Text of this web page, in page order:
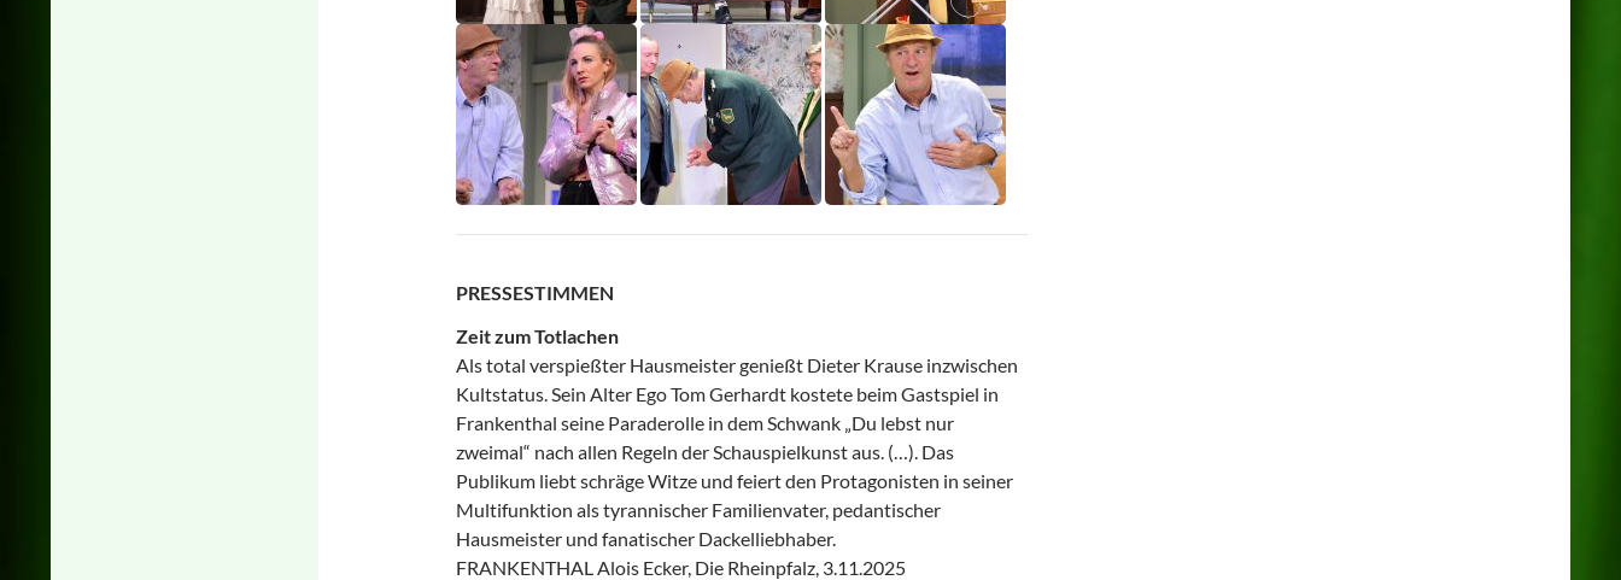
PRESSESTIMMEN
Zeit zum Totlachen
Als total verspießter Hausmeister genießt Dieter Krause inzwischen
Kultstatus. Sein Alter Ego Tom Gerhardt kostete beim Gastspiel in
Frankenthal seine Paraderolle in dem Schwank „Du lebst nur
zweimal“ nach allen Regeln der Schauspielkunst aus. (…). Das
Publikum liebt schräge Witze und feiert den Protagonisten in seiner
Multifunktion als tyrannischer Familienvater, pedantischer
Hausmeister und fanatischer Dackelliebhaber.
FRANKENTHAL Alois Ecker, Die Rheinpfalz, 3.11.2025